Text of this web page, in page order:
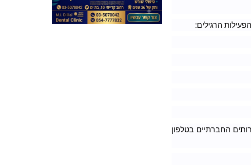
הרגילים:
החברתיים בטלפון